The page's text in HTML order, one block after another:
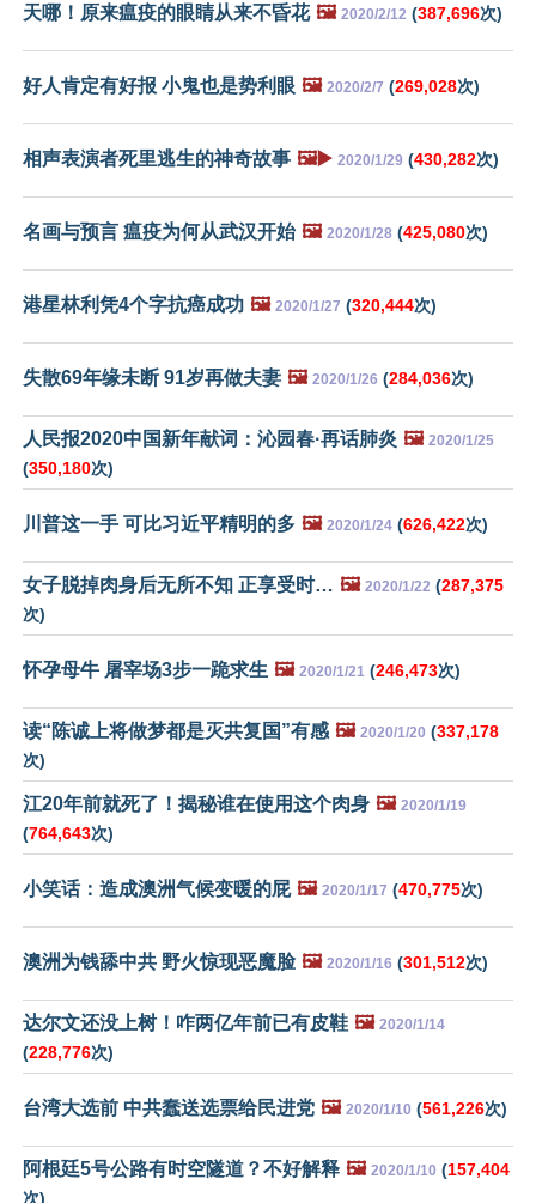
天哪！原来瘟疫的眼睛从来不昏花 🖼️ 2020/2/12 (387,696次)
好人肯定有好报 小鬼也是势利眼 🖼️ 2020/2/7 (269,028次)
相声表演者死里逃生的神奇故事 🖼️▶️ 2020/1/29 (430,282次)
名画与预言 瘟疫为何从武汉开始 🖼️ 2020/1/28 (425,080次)
港星林利凭4个字抗癌成功 🖼️ 2020/1/27 (320,444次)
失散69年缘未断 91岁再做夫妻 🖼️ 2020/1/26 (284,036次)
人民报2020中国新年献词：沁园春·再话肺炎 🖼️ 2020/1/25
(350,180次)
川普这一手 可比习近平精明的多 🖼️ 2020/1/24 (626,422次)
女子脱掉肉身后无所不知 正享受时… 🖼️ 2020/1/22 (287,375
次)
怀孕母牛 屠宰场3步一跪求生 🖼️ 2020/1/21 (246,473次)
读“陈诚上将做梦都是灭共复国”有感 🖼️ 2020/1/20 (337,178
次)
江20年前就死了！揭秘谁在使用这个肉身 🖼️ 2020/1/19
(764,643次)
小笑话：造成澳洲气候变暖的屁 🖼️ 2020/1/17 (470,775次)
澳洲为钱舔中共 野火惊现恶魔脸 🖼️ 2020/1/16 (301,512次)
达尔文还没上树！咋两亿年前已有皮鞋 🖼️ 2020/1/14
(228,776次)
台湾大选前 中共蠢送选票给民进党 🖼️ 2020/1/10 (561,226次)
阿根廷5号公路有时空隧道？不好解释 🖼️ 2020/1/10 (157,404
次)